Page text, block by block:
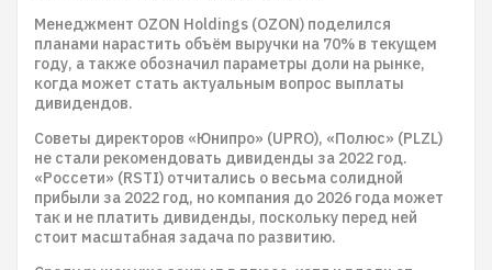
Менеджмент OZON Holdings (OZON) поделился
планами нарастить объём выручки на 70% в текущем
году, а также обозначил параметры доли на рынке,
когда может стать актуальным вопрос выплаты
дивидендов.
Советы директоров «Юнипро» (UPRO), «Полюс» (PLZL)
не стали рекомендовать дивиденды за 2022 год.
«Россети» (RSTI) отчитались о весьма солидной
прибыли за 2022 год, но компания до 2026 года может
так и не платить дивиденды, поскольку перед ней
стоит масштабная задача по развитию.